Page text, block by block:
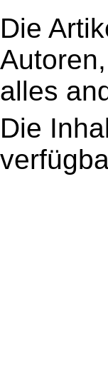
Die
Autoren,
alles
Die